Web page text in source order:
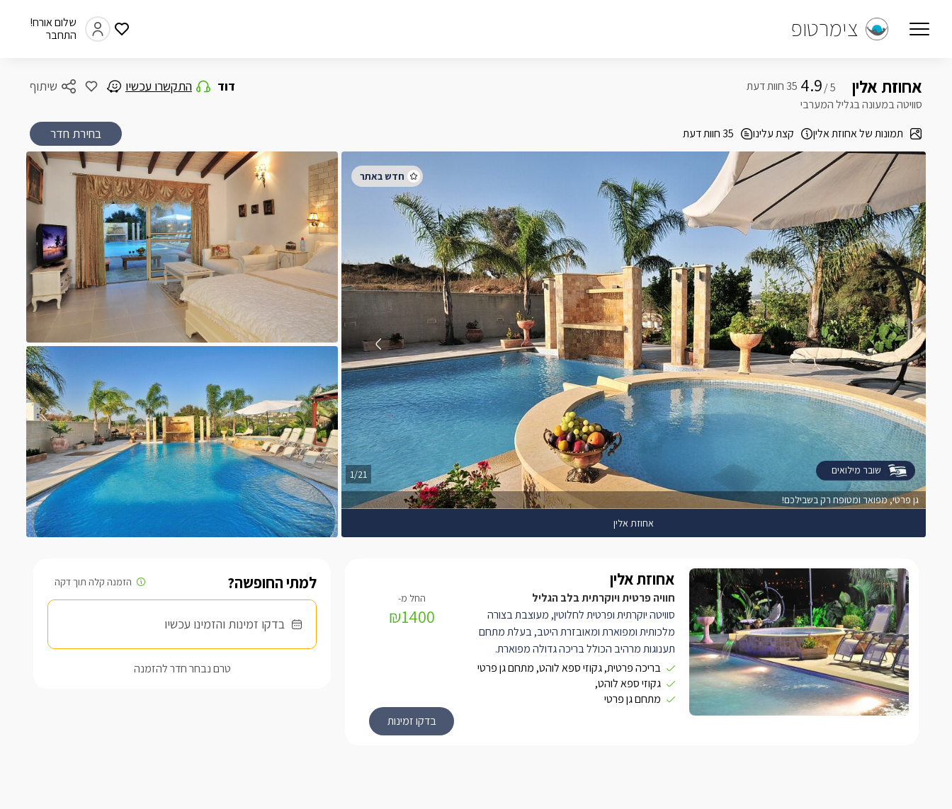
צימרטופ
שלום אורח!
התחבר
אחוזת אלין 5 /
4.9
סוויטה במעונה בגליל המערבי
תמונות של אחוזת אלין
קצת עלינו 35 חוות דעת
שיתוף דוד התקשרו עכשיו
בחירת חדר
גן פרטי, מפואר ומטופח רק בשבילכם!
1/21
אחוזת אלין
שובר מילואים
למתי החופשה?
בדקו זמינות והזמינו עכשיו
טרם נבחר חדר להזמנה
אחוזת אלין
חוויה פרטית ויוקרתית בלב הגליל
סוויטה יוקרתית ופרטית לחלוטין, מעוצבת בצורה
מלכותית ומפוארת ומאובזרת היטב, בעלת מתחם
תענוגות מרהיב הכולל בריכה גדולה מפוארת.
אחוזת אלין מזמינה אתכם להתפנק בתוך סוויטת
יוקרה פרטית לחלוטין עם גן מפואר ובריכה ענקית.
מתאימה לכל אירוע אישי וכוללת חווייה מלכותית
בריכה פרטית, גקוזי ספא לוהט, מתחם גן פרטי
גקוזי ספא לוהט,
מתחם גן פרטי
₪1400